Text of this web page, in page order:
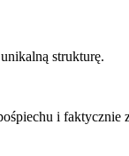
strukturę.
i faktycznie